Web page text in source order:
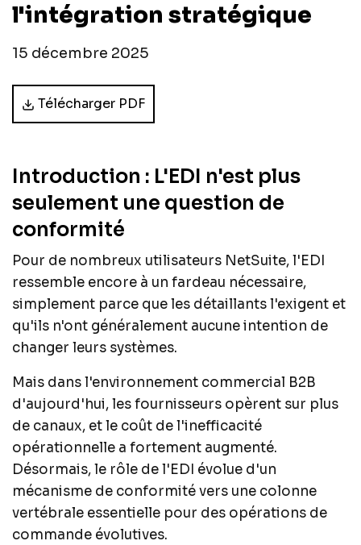
l'intégration stratégique
15 décembre 2025
Télécharger PDF
Introduction : L'EDI n'est plus
seulement une question de
conformité
Pour de nombreux utilisateurs NetSuite, l'EDI
ressemble encore à un fardeau nécessaire,
simplement parce que les détaillants l'exigent et
qu'ils n'ont généralement aucune intention de
changer leurs systèmes.
Mais dans l'environnement commercial B2B
d'aujourd'hui, les fournisseurs opèrent sur plus
de canaux, et le coût de l'inefficacité
opérationnelle a fortement augmenté.
Désormais, le rôle de l'EDI évolue d'un
mécanisme de conformité vers une colonne
vertébrale essentielle pour des opérations de
commande évolutives.